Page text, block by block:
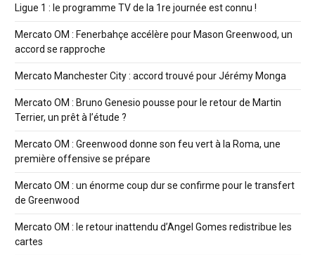
Ligue 1 : le programme TV de la 1re journée est connu !
Mercato OM : Fenerbahçe accélère pour Mason Greenwood, un
accord se rapproche
Mercato Manchester City : accord trouvé pour Jérémy Monga
Mercato OM : Bruno Genesio pousse pour le retour de Martin
Terrier, un prêt à l’étude ?
Mercato OM : Greenwood donne son feu vert à la Roma, une
première offensive se prépare
Mercato OM : un énorme coup dur se confirme pour le transfert
de Greenwood
Mercato OM : le retour inattendu d’Angel Gomes redistribue les
cartes